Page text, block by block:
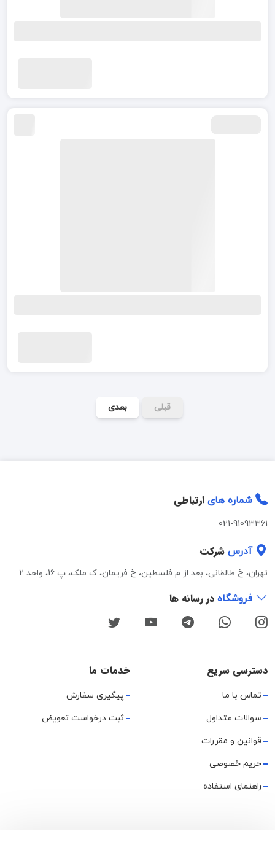
قبلی بعدی
شماره های ارتباطی
021-91093361
آدرس شرکت
تهران، خ طالقانی، بعد از م فلسطین، خ فریمان، ک ملک، پ 16، واحد 2
فروشگاه در رسانه ها
دسترسی سریع
تماس با ما
سوالات متداول
قوانین و مقررات
حریم خصوصی
راهنمای استفاده
خدمات ما
پیگیری سفارش
ثبت درخواست تعویض